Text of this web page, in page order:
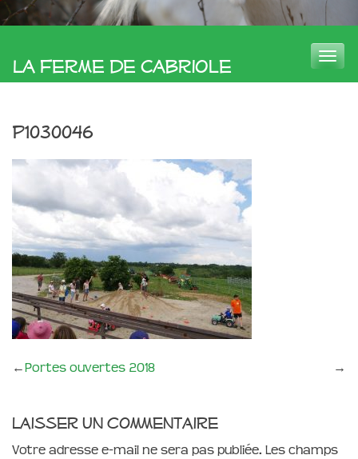
La Ferme de Cabriole
Toggle
P1030046
←Portes ouvertes 2018 →
Laisser un commentaire
Votre adresse e-mail ne sera pas publiée. Les champs